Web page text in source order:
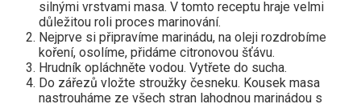
silnými vrstvami masa. V tomto receptu hraje velmi
důležitou roli proces marinování.
Nejprve si připravíme marinádu, na oleji rozdrobíme
koření, osolíme, přidáme citronovou šťávu.
Hrudník opláchněte vodou. Vytřete do sucha.
Do zářezů vložte stroužky česneku. Kousek masa
nastrouháme ze všech stran lahodnou marinádou s